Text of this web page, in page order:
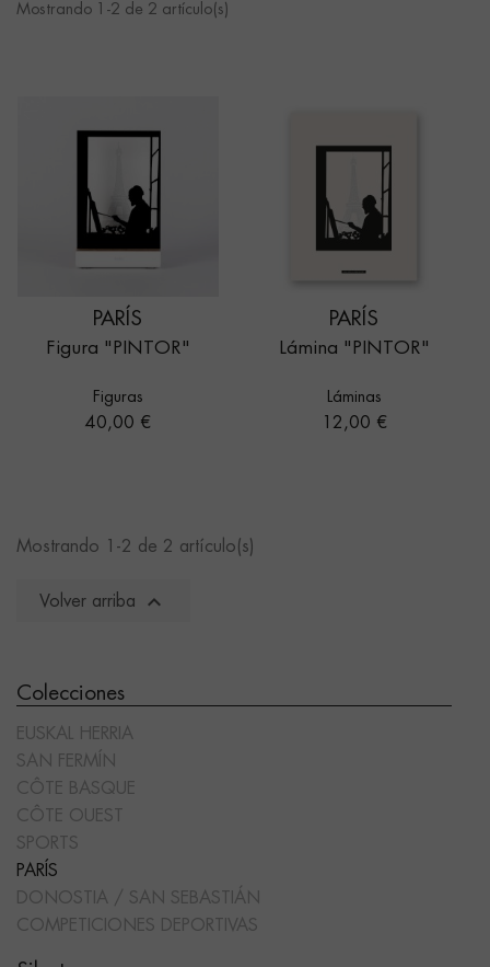
Colecciones
EUSKAL HERRIA
SAN FERMÍN
CÔTE BASQUE
CÔTE OUEST
SPORTS
PARÍS
DONOSTIA / SAN SEBASTIÁN
COMPETICIONES DEPORTIVAS
Mostrando 1-2 de 2 artículo(s)
PARÍS
Figura "PINTOR"
Figuras
Precio
40,00 €
PARÍS
Lámina "PINTOR"
Láminas
Precio
12,00 €
Mostrando 1-2 de 2 artículo(s)
Volver arriba 